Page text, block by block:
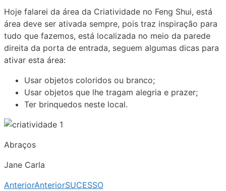
Hoje falarei da área da Criatividade no Feng Shui, está
área deve ser ativada sempre, pois traz inspiração para
tudo que fazemos, está localizada no meio da parede
direita da porta de entrada, seguem algumas dicas para
ativar esta área:
Usar objetos coloridos ou branco;
Usar objetos que lhe tragam alegria e prazer;
Ter brinquedos neste local.
Abraços
Jane Carla
AnteriorAnteriorSUCESSO